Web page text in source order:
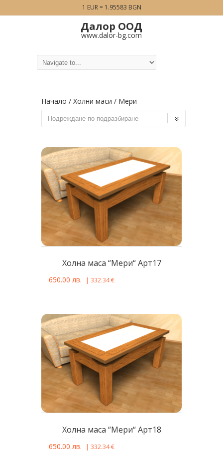
Далор ООД
www.dalor-bg.com
Начало / Холни маси / Мери
Холна маса “Мери“ Арт17
650.00 лв. | 332.34€
Холна маса “Мери“ Арт18
650.00 лв. | 332.34€
1 EUR = 1.95583 BGN